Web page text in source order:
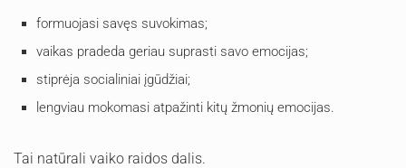
formuojasi savęs suvokimas;
vaikas pradeda geriau suprasti savo emocijas;
stiprėja socialiniai įgūdžiai;
lengviau mokomasi atpažinti kitų žmonių emocijas.
Tai natūrali vaiko raidos dalis.